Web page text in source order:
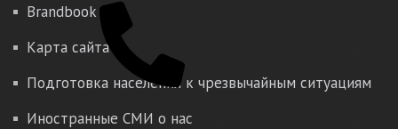
Brandbook
Карта сайта
Подготовка населения к чрезвычайным ситуациям
Иностранные СМИ о нас